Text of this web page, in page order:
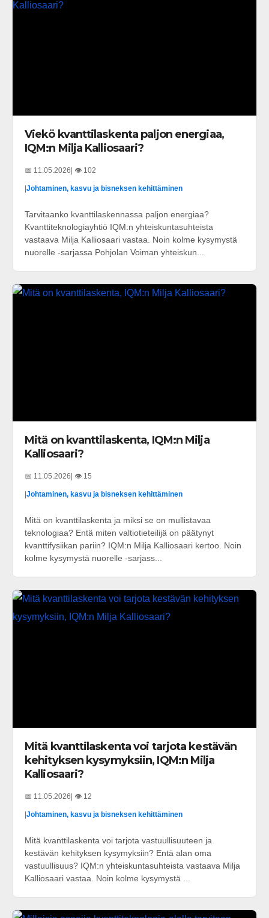
Viekö kvanttilaskenta paljon energiaa,
IQM:n Milja Kalliosaari?
📅 11.05.2026 | 👁️ 102
Johtaminen, kasvu ja bisneksen kehittäminen
Tarvitaanko kvanttilaskennassa paljon energiaa?
Kvanttiteknologiayhtiö IQM:n yhteiskuntasuhteista
vastaava Milja Kalliosaari vastaa. Noin kolme kysymystä
nuorelle -sarjassa Pohjolan Voiman yhteiskun...
Mitä on kvanttilaskenta, IQM:n Milja
Kalliosaari?
📅 11.05.2026 | 👁️ 15
Johtaminen, kasvu ja bisneksen kehittäminen
Mitä on kvanttilaskenta ja miksi se on mullistavaa
teknologiaa? Entä miten valtiotieteilijä on päätynyt
kvanttifysiikan pariin? IQM:n Milja Kalliosaari kertoo. Noin
kolme kysymystä nuorelle -sarjass...
Mitä kvanttilaskenta voi tarjota kestävän
kehityksen kysymyksiin, IQM:n Milja
Kalliosaari?
📅 11.05.2026| 👁️ 12
|Johtaminen, kasvu ja bisneksen kehittäminen
Mitä kvanttilaskenta voi tarjota vastuullisuuteen ja
kestävän kehityksen kysymyksiin? Entä alan oma
vastuullisuus? IQM:n yhteiskuntasuhteista vastaava Milja
Kalliosaari vastaa. Noin kolme kysymystä ...